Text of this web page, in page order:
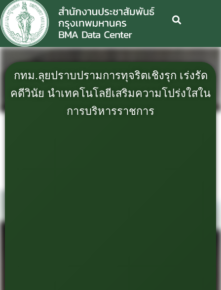
กทม.ลุยปราบปรามการทุจริตเชิงรุก เร่งรัด
คดีวินัย นำเทคโนโลยีเสริมความโปร่งใสใน
การบริหารราชการ